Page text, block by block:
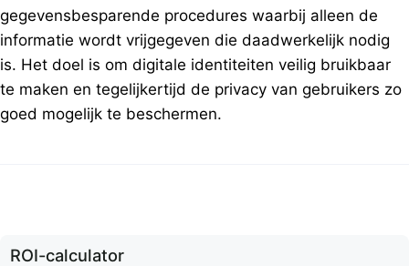
gegevensbesparende procedures waarbij alleen de
informatie wordt vrijgegeven die daadwerkelijk nodig
is. Het doel is om digitale identiteiten veilig bruikbaar
te maken en tegelijkertijd de privacy van gebruikers zo
goed mogelijk te beschermen.
ROI-calculator